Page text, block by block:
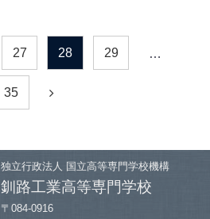
27 28 29 …
35
独立行政法人 国立高等専門学校機構
釧路工業高等専門学校
〒084-0916